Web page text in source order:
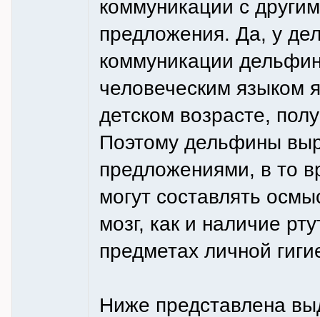
коммуникации с
предложения. Да, у
коммуникации
человеческим языком
детском возрасте,
Поэтому дельфины
предложениями, в то
могут составлять
мозг, как и наличие
предметах личной
Ниже представлена